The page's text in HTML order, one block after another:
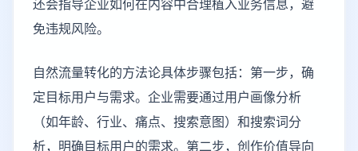
还会指导企业如何在内容中合理植入业务信息，避
免违规风险。
自然流量转化的方法论具体步骤包括：第一步，确
定目标用户与需求。企业需要通过用户画像分析
（如年龄、行业、痛点、搜索意图）和搜索词分
析，明确目标用户的需求。第二步，创作价值导向